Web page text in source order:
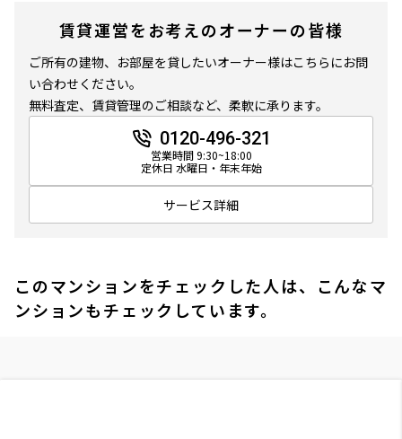
賃貸運営をお考えのオーナーの皆様
ご所有の建物、お部屋を貸したいオーナー様はこちらにお問
い合わせください。
無料査定、賃貸管理のご相談など、柔軟に承ります。
0120-496-321
営業時間 9:30~18:00
定休日 水曜日・年末年始
サービス詳細
このマンションをチェックした人は、こんなマ
ンションもチェックしています。